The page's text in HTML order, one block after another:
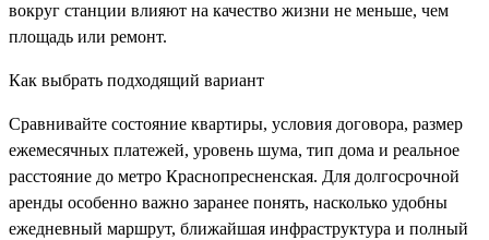
вокруг станции влияют на качество жизни не меньше, чем
площадь или ремонт.
Как выбрать подходящий вариант
Сравнивайте состояние квартиры, условия договора, размер
ежемесячных платежей, уровень шума, тип дома и реальное
расстояние до метро Краснопресненская. Для долгосрочной
аренды особенно важно заранее понять, насколько удобны
ежедневный маршрут, ближайшая инфраструктура и полный